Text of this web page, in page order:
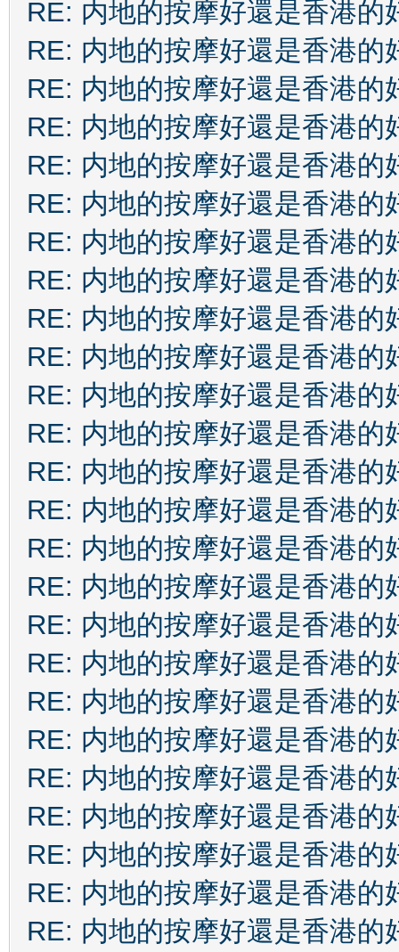
RE: 内地的按摩好還是香港的
RE: 内地的按摩好還是香港的
RE: 内地的按摩好還是香港的
RE: 内地的按摩好還是香港的
RE: 内地的按摩好還是香港的
RE: 内地的按摩好還是香港的
RE: 内地的按摩好還是香港的
RE: 内地的按摩好還是香港的
RE: 内地的按摩好還是香港的
RE: 内地的按摩好還是香港的
RE: 内地的按摩好還是香港的
RE: 内地的按摩好還是香港的
RE: 内地的按摩好還是香港的
RE: 内地的按摩好還是香港的
RE: 内地的按摩好還是香港的
RE: 内地的按摩好還是香港的
RE: 内地的按摩好還是香港的
RE: 内地的按摩好還是香港的
RE: 内地的按摩好還是香港的
RE: 内地的按摩好還是香港的
RE: 内地的按摩好還是香港的
RE: 内地的按摩好還是香港的
RE: 内地的按摩好還是香港的
RE: 内地的按摩好還是香港的
RE: 内地的按摩好還是香港的